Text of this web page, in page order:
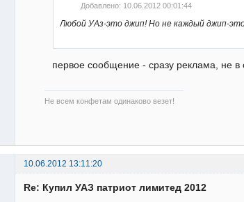
Добавлено: 10.06.2012 00:01:44
Любой УАз-это джип! Но не каждый джип-
первое сообщение - сразу реклама, не в
Не всем конфетам одинаково везет!
10.06.2012 13:11:20
Re: Купил УАЗ патриот лимитед 2012